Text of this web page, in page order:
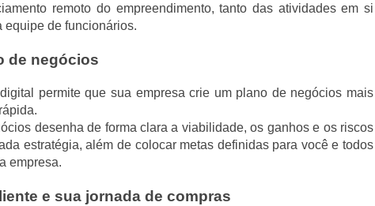
remoto do empreendimento, tanto das atividades em si
equipe de funcionários.
de negócios
permite que sua empresa crie um plano de negócios mais
desenha de forma clara a viabilidade, os ganhos e os riscos
estratégia, além de colocar metas definidas para você e todos
empresa.
e sua jornada de compras